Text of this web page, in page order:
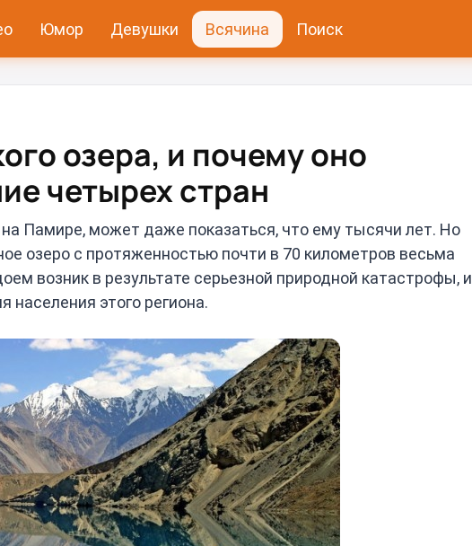
Юмор Девушки Всячина Поиск
озера, и почему оно
четырех стран
Памире, может даже показаться, что ему тысячи лет. Но
озеро с протяженностью почти в 70 километров весьма
возник в результате серьезной природной катастрофы, и
населения этого региона.